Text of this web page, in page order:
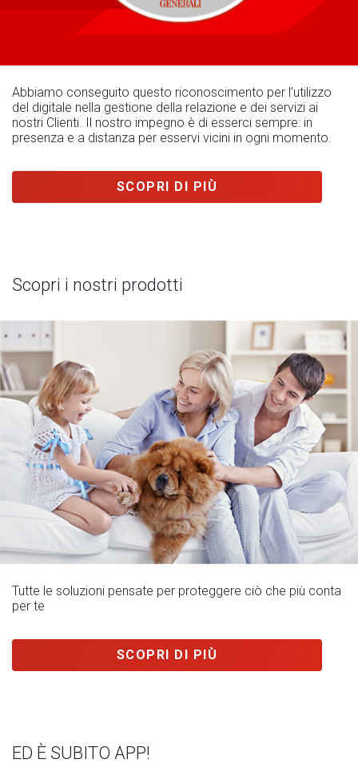
Abbiamo conseguito questo riconoscimento per l’utilizzo
del digitale nella gestione della relazione e dei servizi ai
nostri Clienti. Il nostro impegno è di esserci sempre: in
presenza e a distanza per esservi vicini in ogni momento.
SCOPRI DI PIÙ
Scopri i nostri prodotti
Tutte le soluzioni pensate per proteggere ciò che più conta
per te
SCOPRI DI PIÙ
ED È SUBITO APP!